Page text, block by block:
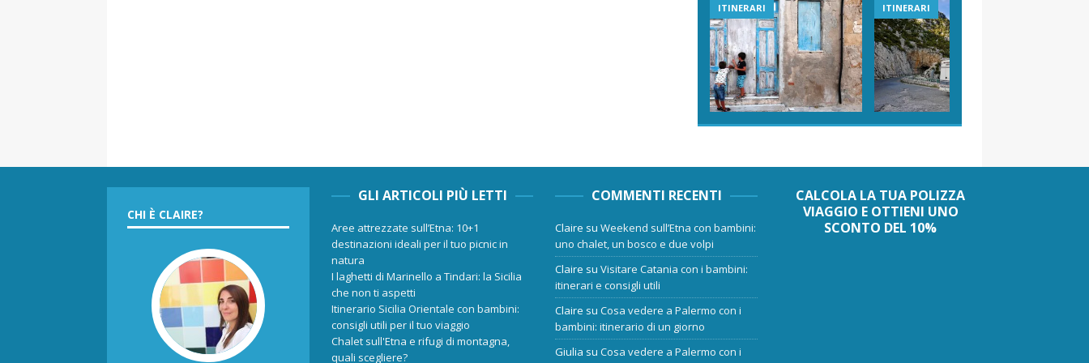
ITINERARI ITINERARI
CHI È CLAIRE?
GLI ARTICOLI PIÙ LETTI
Aree attrezzate sull’Etna: 10+1
destinazioni ideali per il tuo picnic in
natura
I laghetti di Marinello a Tindari: la Sicilia
che non ti aspetti
Itinerario Sicilia Orientale con bambini:
consigli utili per il tuo viaggio
Chalet sull'Etna e rifugi di montagna,
quali scegliere?
COMMENTI RECENTI
Claire suWeekend sull’Etna con bambini:
uno chalet, un bosco e due volpi
Claire suVisitare Catania con i bambini:
itinerari e consigli utili
Claire suCosa vedere a Palermo con i
bambini: itinerario di un giorno
Giulia suCosa vedere a Palermo con i
CALCOLA LA TUA POLIZZA
VIAGGIO E OTTIENI UNO
SCONTO DEL 10%